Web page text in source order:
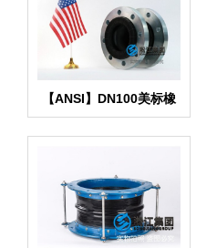
【ANSI】DN100美标橡
胶膨胀节